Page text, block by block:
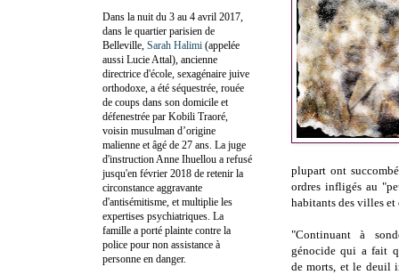
plupart ont
ordres infligés au
habitants des villes et
"Continuant à
génocide qui a fait
de morts, et le deuil
Dans la nuit du 3 au 4 avril 2017,
dans le quartier parisien de
Belleville, Sarah Halimi (appelée
aussi Lucie Attal), ancienne
directrice d'école, sexagénaire juive
orthodoxe, a été séquestrée, rouée
de coups dans son domicile et
défenestrée par Kobili Traoré,
voisin musulman d’origine
malienne et âgé de 27 ans. La juge
d'instruction Anne Ihuellou a refusé
jusqu'en février 2018 de retenir la
circonstance aggravante
d'antisémitisme, et multiplie les
expertises psychiatriques. La
famille a porté plainte contre la
police pour non assistance à
personne en danger.